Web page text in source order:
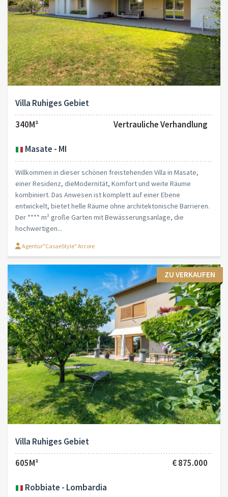
Villa Ruhiges Gebiet
340M²
Vertrauliche Verhandlung
Masate - MI
Willkommen in dieser schönen freistehenden Villa in Masate,
einer Residenz, dieModernität, Komfort und weite Räume
kombiniert. Das Anwesen ist komplett auf einer Ebene
entwickelt, bietet helle Räume ohne architektonische Barrieren.
Der **** m² große Garten mit Bewässerungsanlage, die
hochwertigen...
Agentur"CasaeStyle" Arcore
ZU VERKAUFEN
Villa Ruhiges Gebiet
605M²
€ 875.000
Robbiate - Lombardia